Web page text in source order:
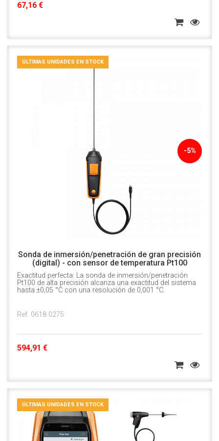
67,16 €
-5%
ÚLTIMAS UNIDADES EN STOCK
Sonda de inmersión/penetración de gran precisión
(digital) - con sensor de temperatura Pt100
Exactitud perfecta: La sonda de inmersión/penetración
Pt100 de alta precisión alcanza una exactitud del sistema
hasta ±0,05 °C con una resolución de 0,001 °C.
Ref. 0618 0275
594,91 €
ÚLTIMAS UNIDADES EN STOCK